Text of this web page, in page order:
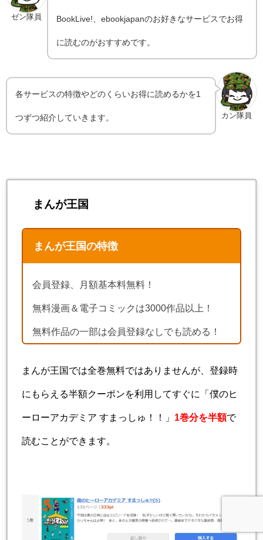
ゼン隊員 BookLive!、ebookjapanのお好きなサービスでお得
に読むのがおすすめです。
カン隊員
各サービスの特徴やどのくらいお得に読めるかを1
つずつ紹介していきます。
まんが王国
まんが王国の特徴
会員登録、月額基本料無料！
無料漫画＆電子コミックは3000作品以上！
無料作品の一部は会員登録なしでも読める！
まんが王国では全巻無料ではありませんが、登録時
にもらえる半額クーポンを利用してすぐに「僕のヒ
ーローアカデミア すまっしゅ！！」 1巻分を半額で
読むことができます。